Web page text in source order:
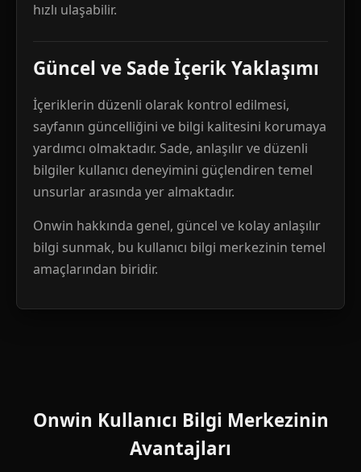
hızlı ulaşabilir.
Güncel ve Sade İçerik Yaklaşımı
İçeriklerin düzenli olarak kontrol edilmesi,
sayfanın güncelliğini ve bilgi kalitesini korumaya
yardımcı olmaktadır. Sade, anlaşılır ve düzenli
bilgiler kullanıcı deneyimini güçlendiren temel
unsurlar arasında yer almaktadır.
Onwin hakkında genel, güncel ve kolay anlaşılır
bilgi sunmak, bu kullanıcı bilgi merkezinin temel
amaçlarından biridir.
Onwin Kullanıcı Bilgi Merkezinin
Avantajları